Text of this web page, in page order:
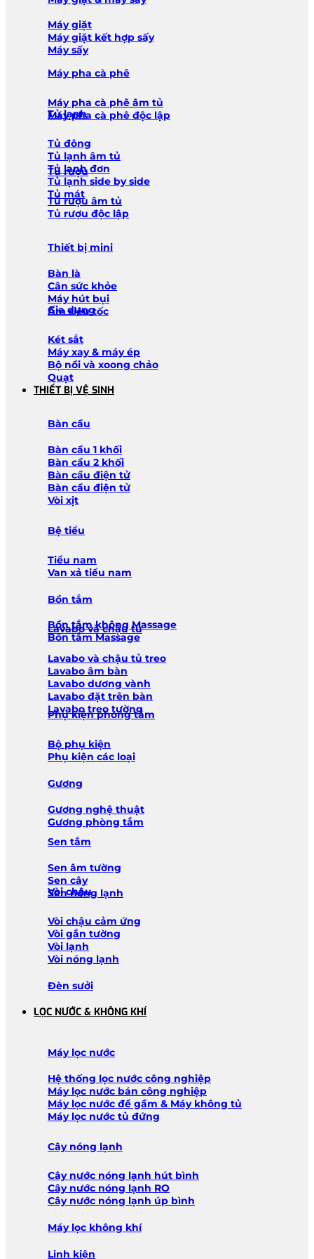
Máy giặt
Máy giặt kết hợp sấy
Máy sấy
Máy pha cà phê
Máy pha cà phê âm tủ
Máy pha cà phê độc lập
Tủ lạnh
Tủ đông
Tủ lạnh âm tủ
Tủ lạnh đơn
Tủ lạnh side by side
Tủ mát
Tủ rượu
Tủ rượu âm tủ
Tủ rượu độc lập
Thiết bị mini
Bàn là
Cân sức khỏe
Máy hút bụi
Ấm siêu tốc
Gia dụng
Két sắt
Máy xay & máy ép
Bộ nồi và xoong chảo
Quạt
THIẾT BỊ VỆ SINH
Bàn cầu
Bàn cầu 1 khối
Bàn cầu 2 khối
Bàn cầu điện tử
Bàn cầu điện tử
Vòi xịt
Bệ tiểu
Tiểu nam
Van xả tiểu nam
Bồn tắm
Bồn tắm không Massage
Bồn tắm Massage
Lavabo và chậu tủ
Lavabo và chậu tủ treo
Lavabo âm bàn
Lavabo dương vành
Lavabo đặt trên bàn
Lavabo treo tường
Phụ kiện phòng tắm
Bộ phụ kiện
Phụ kiện các loại
Gương
Gương nghệ thuật
Gương phòng tắm
Sen tắm
Sen âm tường
Sen cây
Sen nóng lạnh
Vòi chậu
Vòi chậu cảm ứng
Vòi gắn tường
Vòi lạnh
Vòi nóng lạnh
Đèn sưởi
LỌC NƯỚC & KHÔNG KHÍ
Máy lọc nước
Hệ thống lọc nước công nghiệp
Máy lọc nước bán công nghiệp
Máy lọc nước để gầm & Máy không tủ
Máy lọc nước tủ đứng
Cây nóng lạnh
Cây nước nóng lạnh hút bình
Cây nước nóng lạnh RO
Cây nước nóng lạnh úp bình
Máy lọc không khí
Linh kiện